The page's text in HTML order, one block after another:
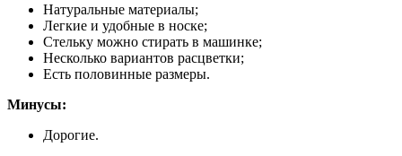
Натуральные материалы;
Легкие и удобные в носке;
Стельку можно стирать в машинке;
Несколько вариантов расцветки;
Есть половинные размеры.
Минусы:
Дорогие.